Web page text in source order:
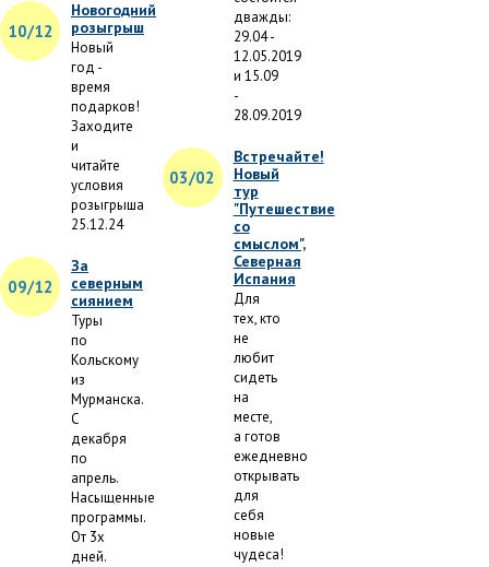
10/12
Новогодний
розыгрыш
Новый
год -
время
подарков!
Заходите
и
читайте
условия
розыгрыша
25.12.24
09/12
За
северным
сиянием
Туры
по
Кольскому
из
Мурманска.
С
декабря
по
апрель.
Насыщенные
программы.
От 3х
дней.
дважды:
29.04 -
12.05.2019
и 15.09
-
28.09.2019
03/02
Встречайте!
Новый
тур
"Путешествие
со
смыслом",
Северная
Испания
Для
тех, кто
не
любит
сидеть
на
месте,
а готов
ежедневно
открывать
для
себя
новые
чудеса!